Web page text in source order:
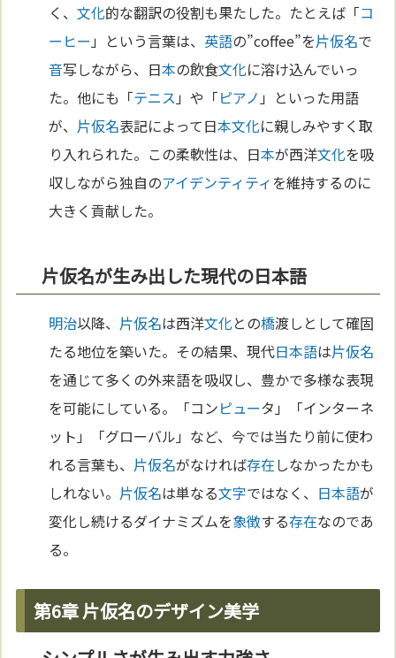
く、文化的な翻訳の役割も果たした。たとえば「コ
ーヒー 」という言葉は、 英語の”coffee”を片仮名で
音写しながら、日本の飲食文化に溶け込んでいっ
た。他にも「テニス 」や「ピアノ 」といった用語
が、 片仮名表記によって日本文化に親しみやすく取
り入れられた。この柔軟性は、日本が西洋文化を吸
収しながら独自のアイデンティティを維持するのに
大きく貢献した。
片仮名が生み出した現代の日本語
明治以降、 片仮名は西洋文化との橋渡しとして確固
たる地位を築いた。その結果、現代日本語は片仮名
を通じて多くの外来語を吸収し、豊かで多様な表現
を可能にしている。「コンピュータ」「インターネ
ット」「グローバル」など、今では当たり前に使わ
れる言葉も、 片仮名がなければ存在しなかったかも
しれない。 片仮名は単なる文字ではなく、 日本語が
変化し続けるダイナミズムを象徴する存在なのであ
る。
第6章 片仮名のデザイン美学